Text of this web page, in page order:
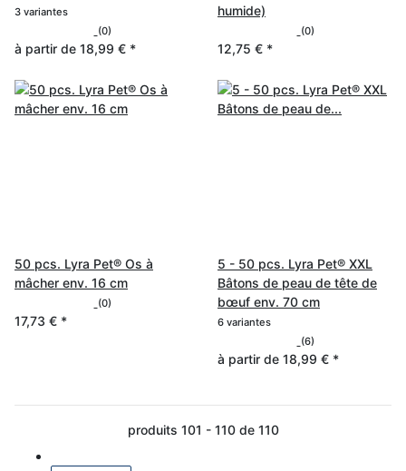
3 variantes
(0)
à partir de 18,99 € *
humide)
(0)
12,75 € *
50 pcs. Lyra Pet® Os à
mâcher env. 16 cm
(0)
17,73 € *
5 - 50 pcs. Lyra Pet® XXL
Bâtons de peau de tête de
bœuf env. 70 cm
6 variantes
(6)
à partir de 18,99 € *
produits 101 - 110 de 110